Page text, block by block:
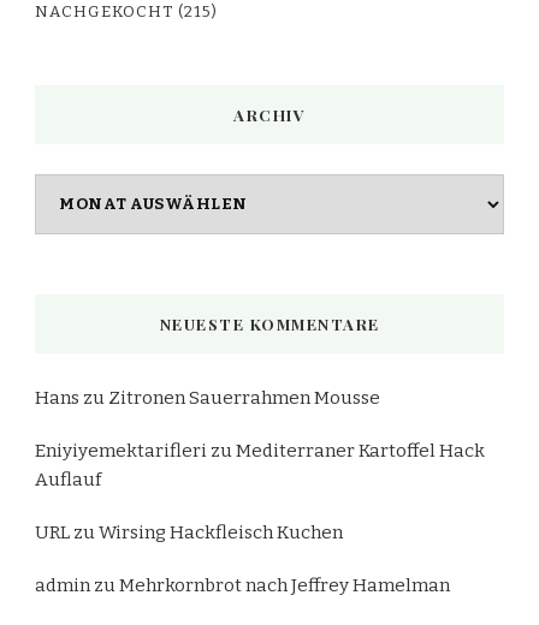
NACHGEKOCHT (215)
ARCHIV
NEUESTE KOMMENTARE
Hans zu Zitronen Sauerrahmen Mousse
Eniyiyemektarifleri zuMediterraner Kartoffel Hack
Auflauf
URL zuWirsing Hackfleisch Kuchen
adminzuMehrkornbrot nach Jeffrey Hamelman